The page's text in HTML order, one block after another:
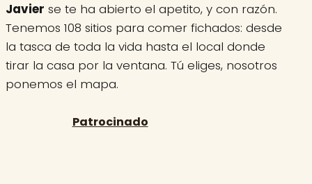
Javier se te ha abierto el apetito, y con razón.
Tenemos 108 sitios para comer fichados: desde
la tasca de toda la vida hasta el local donde
tirar la casa por la ventana. Tú eliges, nosotros
ponemos el mapa.